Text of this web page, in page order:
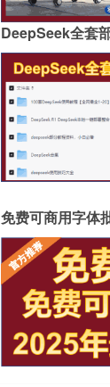
DeepSeek全套
免费可商用字体